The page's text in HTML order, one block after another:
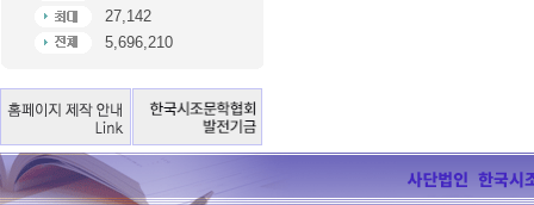
27,142
5,696,210